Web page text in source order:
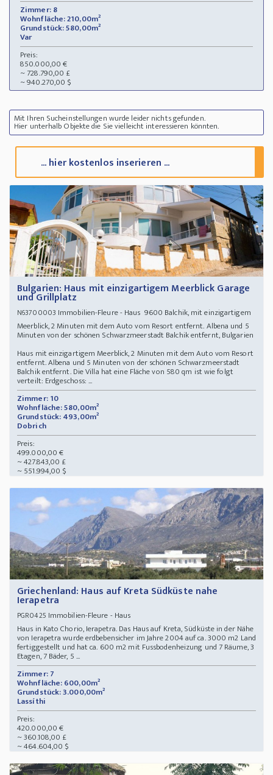
Zimmer: 8
Wohnfläche: 210,00m²
Grundstück: 580,00m²
Var
Preis:
850.000,00 €
~ 728.790,00 £
~ 940.270,00 $
Mit Ihren Sucheinstellungen wurde leider nichts gefunden.
Hier unterhalb Objekte die Sie vielleicht interessieren könnten.
... hier kostenlos inserieren ...
Bulgarien: Haus mit einzigartigem Meerblick Garage
und Grillplatz
N63700003 Immobilien-Fleure - Haus 9600 Balchik, mit einzigartigem
Meerblick, 2 Minuten mit dem Auto vom Resort entfernt. Albena und 5
Minuten von der schönen Schwarzmeerstadt Balchik entfernt, Bulgarien
Haus mit einzigartigem Meerblick, 2 Minuten mit dem Auto vom Resort
entfernt. Albena und 5 Minuten von der schönen Schwarzmeerstadt
Balchik entfernt. Die Villa hat eine Fläche von 580 qm ist wie folgt
verteilt: Erdgeschoss: ...
Zimmer: 10
Wohnfläche: 580,00m²
Grundstück: 493,00m²
Dobrich
Preis:
499.000,00 €
~ 427.843,00 £
~ 551.994,00 $
Griechenland: Haus auf Kreta Südküste nahe
Ierapetra
PGR0425 Immobilien-Fleure - Haus
Haus in Kato Chorio, Ierapetra. Das Haus auf Kreta, Südküste in der Nähe
von Ierapetra wurde erdbebensicher im Jahre 2004 auf ca. 3000 m2 Land
fertiggestellt und hat ca. 600 m2 mit Fussbodenheizung und 7 Räume, 3
Etagen, 7 Bäder, 5 ...
Zimmer: 7
Wohnfläche: 600,00m²
Grundstück: 3.000,00m²
Lassíthi
Preis:
420.000,00 €
~ 360.108,00 £
~ 464.604,00 $